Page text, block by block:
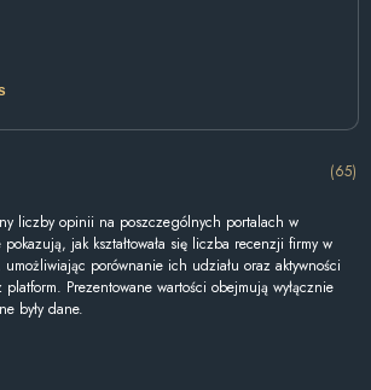
(65)
liczby opinii na poszczególnych portalach w
jak kształtowała się liczba recenzji firmy w
porównanie ich udziału oraz aktywności
Prezentowane wartości obejmują wyłącznie
były dane.